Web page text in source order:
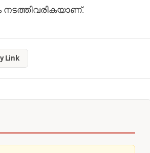
നടത്തിവരികയാണ്.
Link